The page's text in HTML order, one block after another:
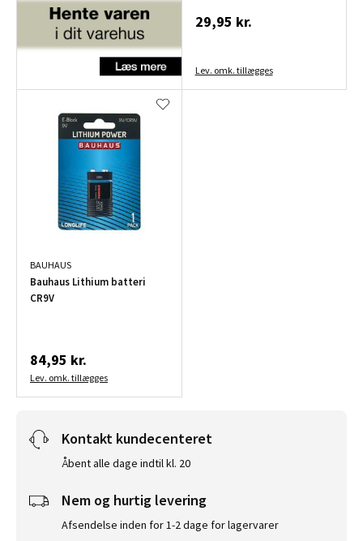
29,95 kr.
Lev. omk. tillægges
BAUHAUS
Bauhaus Lithium batteri
CR9V
84,95 kr.
Lev. omk. tillægges
Kontakt kundecenteret
Åbent alle dage indtil kl. 20
Nem og hurtig levering
Afsendelse inden for 1-2 dage for lagervarer